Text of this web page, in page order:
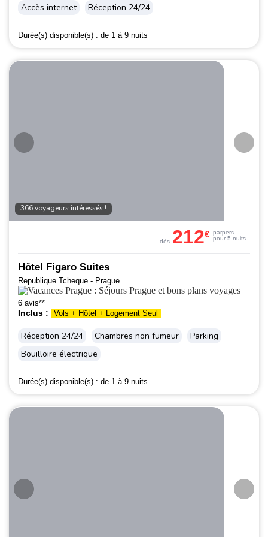
Accès internet Réception 24/24
Durée(s) disponible(s) : de 1 à 9 nuits
366 voyageurs intéressés !
Hôtel Figaro Suites
Republique Tcheque - Prague
6 avis**
Inclus : Vols + Hôtel + Logement Seul
Réception 24/24 Chambres non fumeur
Parking
Bouilloire électrique
Durée(s) disponible(s) : de 1 à 9 nuits
dès 212€ parpers.
pour 5 nuits